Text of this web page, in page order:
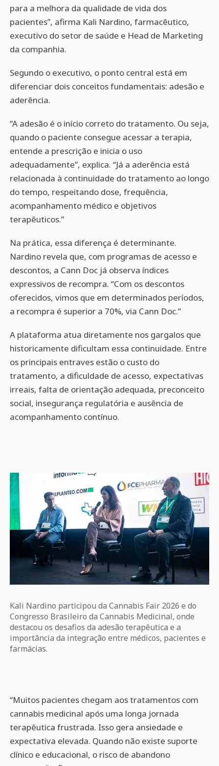
para a melhora da qualidade de vida dos
pacientes”, afirma Kali Nardino, farmacêutico,
executivo do setor de saúde e Head de Marketing
da companhia.
Segundo o executivo, o ponto central está em
diferenciar dois conceitos fundamentais: adesão e
aderência.
“A adesão é o início correto do tratamento. Ou seja,
quando o paciente consegue acessar a terapia,
entende a prescrição e inicia o uso
adequadamente”, explica. “Já a aderência está
relacionada à continuidade do tratamento ao longo
do tempo, respeitando dose, frequência,
acompanhamento médico e objetivos
terapêuticos.”
Na prática, essa diferença é determinante.
Nardino revela que, com programas de acesso e
descontos, a Cann Doc já observa índices
expressivos de recompra. “Com os descontos
oferecidos, vimos que em determinados períodos,
a recompra é superior a 70%, via Cann Doc.”
A plataforma atua diretamente nos gargalos que
historicamente dificultam essa continuidade. Entre
os principais entraves estão o custo do
tratamento, a dificuldade de acesso, expectativas
irreais, falta de orientação adequada, preconceito
social, insegurança regulatória e ausência de
acompanhamento contínuo.
Kali Nardino participou da Cannabis Fair 2026 e do
Congresso Brasileiro da Cannabis Medicinal, onde
destacou os desafios da adesão terapêutica e a
importância da integração entre médicos, pacientes e
farmácias.
“Muitos pacientes chegam aos tratamentos com
cannabis medicinal após uma longa jornada
terapêutica frustrada. Isso gera ansiedade e
expectativa elevada. Quando não existe suporte
clínico e educacional, o risco de abandono